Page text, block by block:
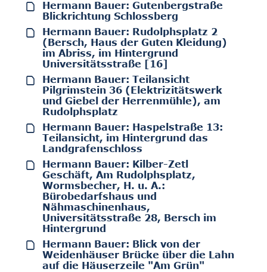
Hermann Bauer: Gutenbergstraße
Blickrichtung Schlossberg
Hermann Bauer: Rudolphsplatz 2
(Bersch, Haus der Guten Kleidung)
im Abriss, im Hintergrund
Universitätsstraße [16]
Hermann Bauer: Teilansicht
Pilgrimstein 36 (Elektrizitätswerk
und Giebel der Herrenmühle), am
Rudolphsplatz
Hermann Bauer: Haspelstraße 13:
Teilansicht, im Hintergrund das
Landgrafenschloss
Hermann Bauer: Kilber-Zetl
Geschäft, Am Rudolphsplatz,
Wormsbecher, H. u. A.:
Bürobedarfshaus und
Nähmaschinenhaus,
Universitätsstraße 28, Bersch im
Hintergrund
Hermann Bauer: Blick von der
Weidenhäuser Brücke über die Lahn
auf die Häuserzeile "Am Grün"